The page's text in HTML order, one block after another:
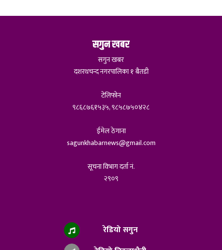
सगुन खबर
सगुन खबर
दशरथचन्द नगरपालिका १ बैतडी
टेलिफोन
९८६८७६१५३५, ९८५८७५०४२८
ईमेल ठेगाना
sagunkhabarnews@gmail.com
सूचना विभाग दर्ता नं.
२९०९
रेडियो सगुन